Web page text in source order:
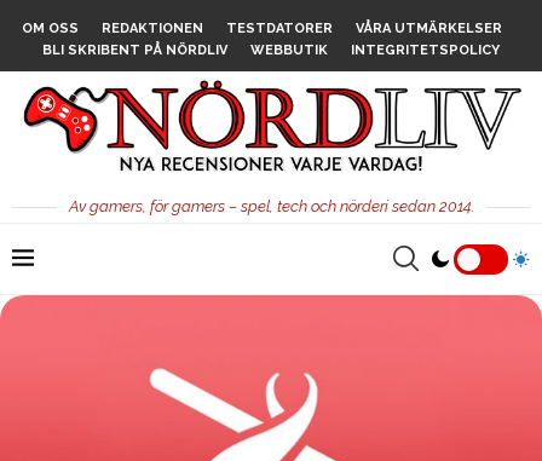
OM OSS REDAKTIONEN TESTDATORER
VÅRA UTMÄRKELSER
BLI SKRIBENT PÅ NÖRDLIV
WEBBUTIK INTEGRITETSPOLICY
Av gamers, för gamers – spel, tech och nörderi sedan 2014.